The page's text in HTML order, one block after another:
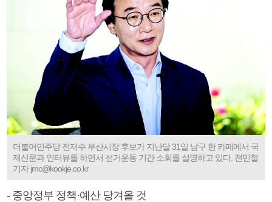
더불어민주당 전재수 부산시장 후보가 지난달 31일 남구 한 카페에서 국
제신문과 인터뷰를 하면서 선거운동 기간 소회를 설명하고 있다. 전민철
기자 jmc@kookje.co.kr
- 중앙정부 정책·예산 당겨올 것